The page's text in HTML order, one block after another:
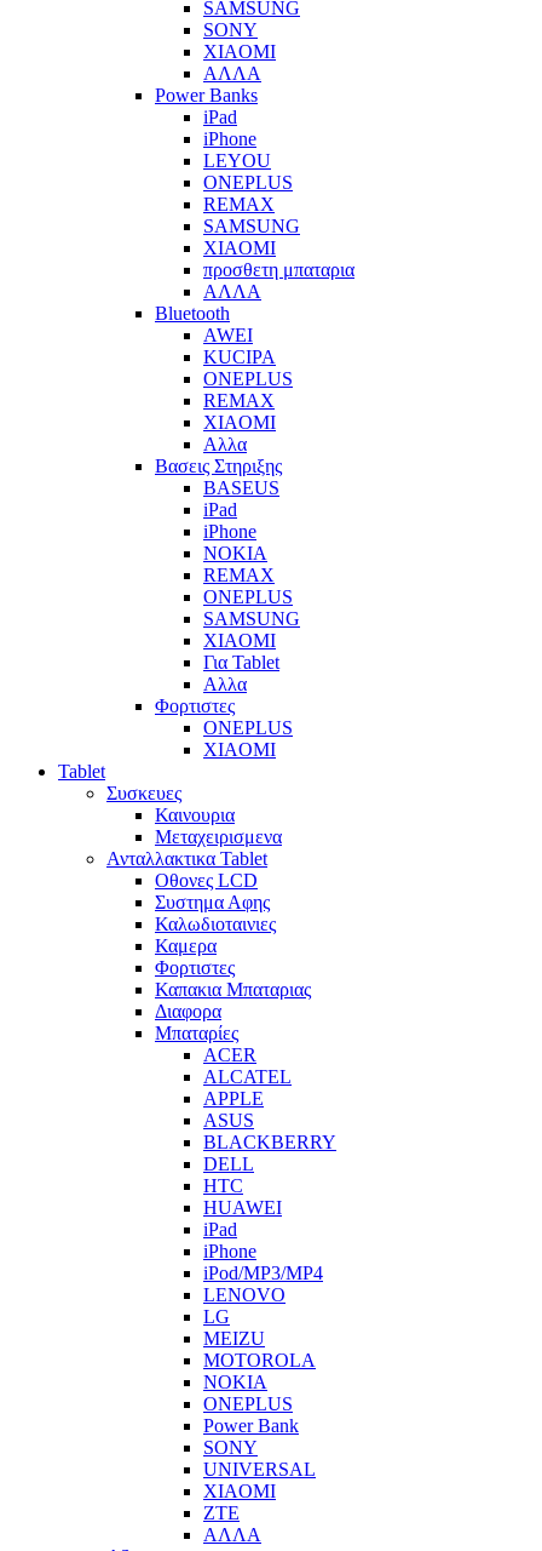
SAMSUNG
SONY
XIAOMI
ΑΛΛΑ
Power Banks
iPad
iPhone
LEYOU
ONEPLUS
REMAX
SAMSUNG
XIAOMI
προσθετη μπαταρια
ΑΛΛΑ
Bluetooth
AWEI
KUCIPA
ONEPLUS
REMAX
XIAOMI
Αλλα
Βασεις Στηριξης
BASEUS
iPad
iPhone
NOKIA
REMAX
ONEPLUS
SAMSUNG
XIAOMI
Για Tablet
Αλλα
Φορτιστες
ONEPLUS
XIAOMI
Tablet
Συσκευες
Καινουρια
Μεταχειρισμενα
Ανταλλακτικα Tablet
Οθονες LCD
Συστημα Αφης
Καλωδιοταινιες
Καμερα
Φορτιστες
Καπακια Μπαταριας
Διαφορα
Μπαταρίες
ACER
ALCATEL
APPLE
ASUS
BLACKBERRY
DELL
HTC
HUAWEI
iPad
iPhone
iPod/MP3/MP4
LENOVO
LG
MEIZU
MOTOROLA
NOKIA
ONEPLUS
Power Bank
SONY
UNIVERSAL
XIAOMI
ZTE
ΑΛΛΑ